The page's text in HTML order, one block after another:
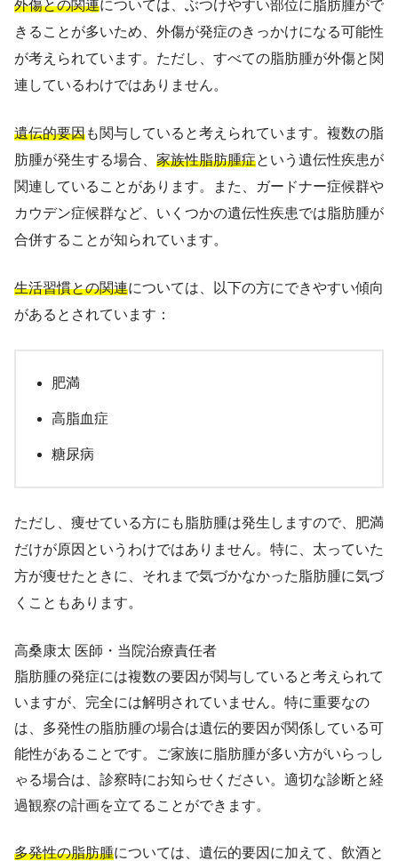
外傷との関連については、ぶつけやすい部位に脂肪腫がで
きることが多いため、外傷が発症のきっかけになる可能性
が考えられています。ただし、すべての脂肪腫が外傷と関
連しているわけではありません。
遺伝的要因も関与していると考えられています。複数の脂
肪腫が発生する場合、 家族性脂肪腫症という遺伝性疾患が
関連していることがあります。また、ガードナー症候群や
カウデン症候群など、いくつかの遺伝性疾患では脂肪腫が
合併することが知られています。
生活習慣との関連については、以下の方にできやすい傾向
があるとされています：
肥満
高脂血症
糖尿病
ただし、痩せている方にも脂肪腫は発生しますので、肥満
だけが原因というわけではありません。特に、太っていた
方が痩せたときに、それまで気づかなかった脂肪腫に気づ
くこともあります。
高桑康太 医師・当院治療責任者
脂肪腫の発症には複数の要因が関与していると考えられて
いますが、完全には解明されていません。特に重要なの
は、多発性の脂肪腫の場合は遺伝的要因が関係している可
能性があることです。ご家族に脂肪腫が多い方がいらっし
ゃる場合は、診察時にお知らせください。適切な診断と経
過観察の計画を立てることができます。
多発性の脂肪腫については、遺伝的要因に加えて、飲酒と